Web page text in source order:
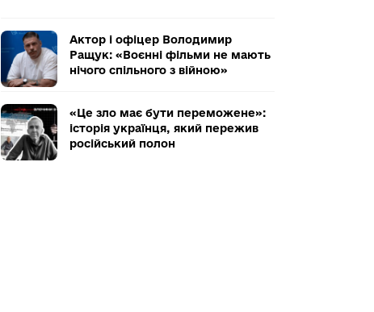
Актор і офіцер Володимир
Ращук: «Воєнні фільми не мають
нічого спільного з війною»
«Це зло має бути переможене»:
історія українця, який пережив
російський полон